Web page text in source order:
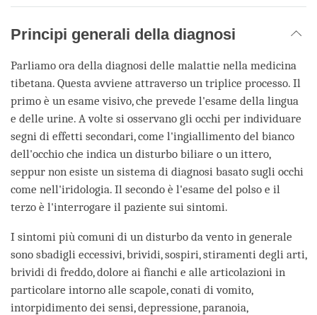
Principi generali della diagnosi
Parliamo ora della diagnosi delle malattie nella medicina
tibetana. Questa avviene attraverso un triplice processo. Il
primo è un esame visivo, che prevede l'esame della lingua
e delle urine. A volte si osservano gli occhi per individuare
segni di effetti secondari, come l'ingiallimento del bianco
dell'occhio che indica un disturbo biliare o un ittero,
seppur non esiste un sistema di diagnosi basato sugli occhi
come nell'iridologia. Il secondo è l'esame del polso e il
terzo è l'interrogare il paziente sui sintomi.
I sintomi più comuni di un disturbo da vento in generale
sono sbadigli eccessivi, brividi, sospiri, stiramenti degli arti,
brividi di freddo, dolore ai fianchi e alle articolazioni in
particolare intorno alle scapole, conati di vomito,
intorpidimento dei sensi, depressione, paranoia,